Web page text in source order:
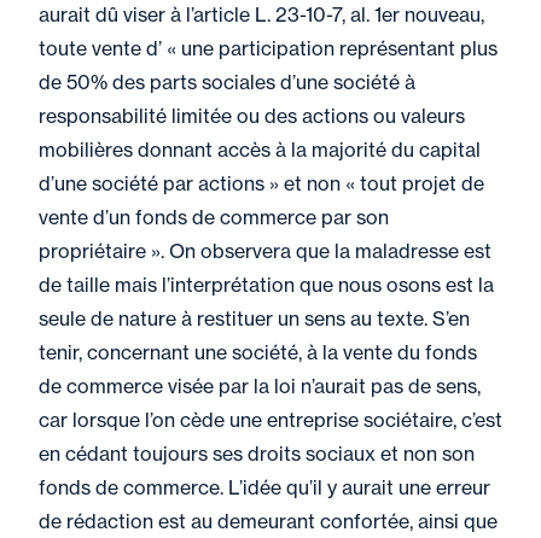
aurait dû viser à l’article L. 23-10-7, al. 1er nouveau,
toute vente d’ « une participation représentant plus
de 50% des parts sociales d’une société à
responsabilité limitée ou des actions ou valeurs
mobilières donnant accès à la majorité du capital
d’une société par actions » et non « tout projet de
vente d’un fonds de commerce par son
propriétaire ». On observera que la maladresse est
de taille mais l’interprétation que nous osons est la
seule de nature à restituer un sens au texte. S’en
tenir, concernant une société, à la vente du fonds
de commerce visée par la loi n’aurait pas de sens,
car lorsque l’on cède une entreprise sociétaire, c’est
en cédant toujours ses droits sociaux et non son
fonds de commerce. L’idée qu’il y aurait une erreur
de rédaction est au demeurant confortée, ainsi que